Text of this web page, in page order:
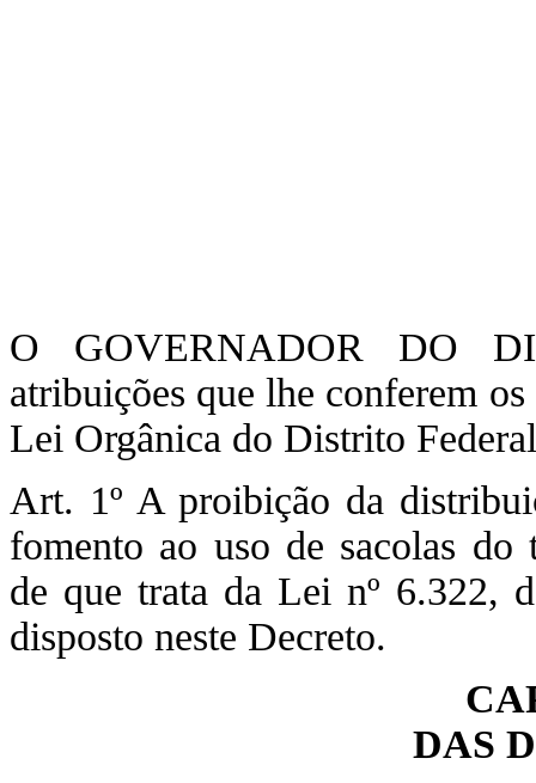
O GOVERNADOR DO
atribuições que lhe conferem
Lei Orgânica do Distrito
Art. 1º A proibição da
fomento ao uso de sacolas
de que trata da Lei nº 6.322,
disposto neste Decreto.
DAS